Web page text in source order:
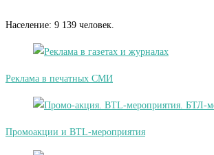
Население: 9 139 человек.
Реклама в печатных СМИ
Промоакции и BTL-мероприятия